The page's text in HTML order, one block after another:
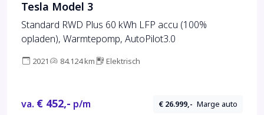
Tesla Model 3
Standard RWD Plus 60 kWh LFP accu (100%
opladen), Warmtepomp, AutoPilot3.0
2021 84.124 km Elektrisch
va. € 452,- p/m € 26.999,- Marge auto